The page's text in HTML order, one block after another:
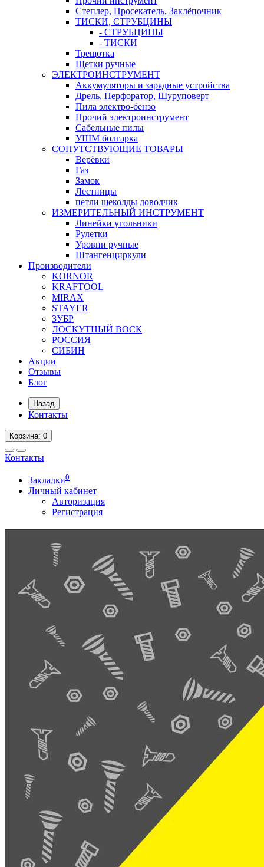
Степлер, Просекатель, Заклёпочник
ТИСКИ, СТРУБЦИНЫ
- СТРУБЦИНЫ
- ТИСКИ
Трещотка
Щетки ручные
ЭЛЕКТРОИНСТРУМЕНТ
Аккумуляторы и зарядные устройства
Дрель, Перфоратор, Шуруповерт
Пила электро-бензо
Прочий электроинструмент
Сабельные пилы
УШМ болгарка
СОПУТСТВУЮЩИЕ ТОВАРЫ
Верёвки
Газ
Замок
Лестницы
петли щеколды доводчик
ИЗМЕРИТЕЛЬНЫЙ ИНСТРУМЕНТ
Линейки угольники
Рулетки
Уровни ручные
Штангенциркули
Производители
KORNOR
KRAFTOOL
MIRAX
STAYER
ЗУБР
ЛОСКУТНЫЙ ВОСК
РОССИЯ
СИБИН
Акции
Отзывы
Блог
Назад
Контакты
Корзина: 0
Контакты
Закладки0
Личный кабинет
Авторизация
Регистрация